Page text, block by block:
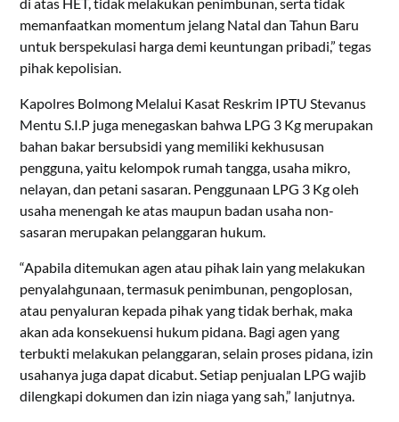
memanfaatkan momentum jelang Natal dan Tahun Baru
untuk berspekulasi harga demi keuntungan pribadi,” tegas
pihak kepolisian.
Kapolres Bolmong Melalui Kasat Reskrim IPTU Stevanus
Mentu S.I.P juga menegaskan bahwa LPG 3 Kg merupakan
bahan bakar bersubsidi yang memiliki kekhususan
pengguna, yaitu kelompok rumah tangga, usaha mikro,
nelayan, dan petani sasaran. Penggunaan LPG 3 Kg oleh
usaha menengah ke atas maupun badan usaha non-
sasaran merupakan pelanggaran hukum.
“Apabila ditemukan agen atau pihak lain yang melakukan
penyalahgunaan, termasuk penimbunan, pengoplosan,
atau penyaluran kepada pihak yang tidak berhak, maka
akan ada konsekuensi hukum pidana. Bagi agen yang
terbukti melakukan pelanggaran, selain proses pidana, izin
usahanya juga dapat dicabut. Setiap penjualan LPG wajib
dilengkapi dokumen dan izin niaga yang sah,” lanjutnya.